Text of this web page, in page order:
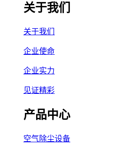
关于我们
关于我们
企业使命
企业实力
见证精彩
产品中心
空气除尘设备